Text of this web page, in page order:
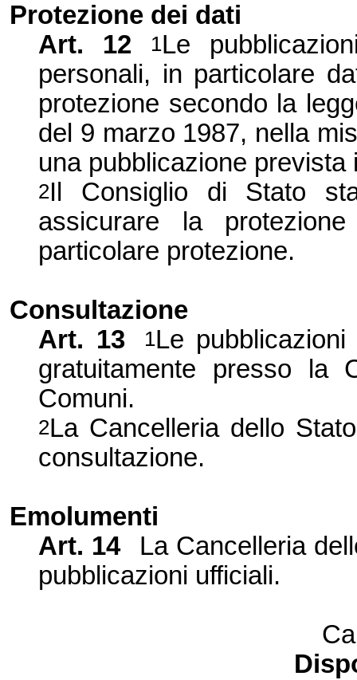
Protezione dei dati
Art. 12
1Le
personali, in particolare
protezione secondo la
del 9 marzo 1987, nella
una pubblicazione prevista
2Il Consiglio di Stato
assicurare la
particolare protezione.
Consultazione
Art. 13
1Le
gratuitamente presso
la
Comuni.
2La Cancelleriadello
consultazione.
Emolumenti
Art. 14
La Cancelleria
pubblicazioni ufficiali.